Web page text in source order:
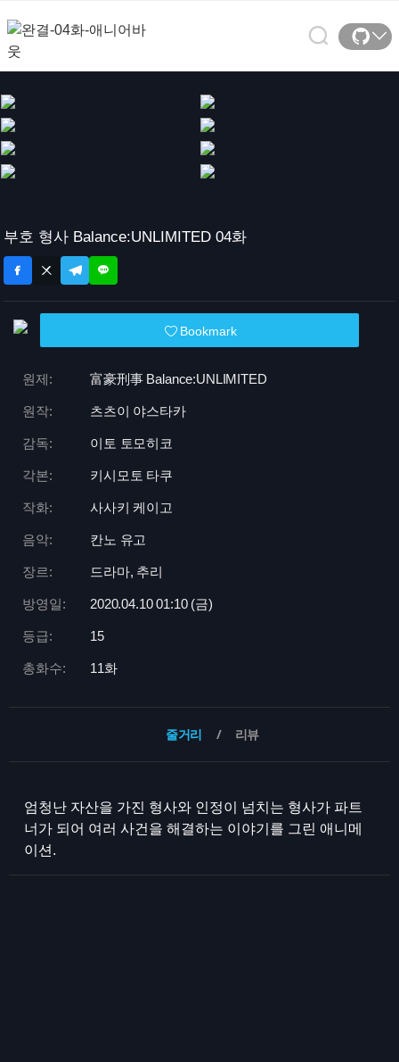
부호 형사 Balance:UNLIMITED 04화
Bookmark
원제: 富豪刑事 Balance:UNLIMITED
원작: 츠츠이 야스타카
감독: 이토 토모히코
각본: 키시모토 타쿠
작화: 사사키 케이고
음악: 칸노 유고
장르: 드라마, 추리
방영일: 2020.04.10 01:10 (금)
등급: 15
총화수: 11화
줄거리 리뷰
엄청난 자산을 가진 형사와 인정이 넘치는 형사가 파트
너가 되어 여러 사건을 해결하는 이야기를 그린 애니메
이션.